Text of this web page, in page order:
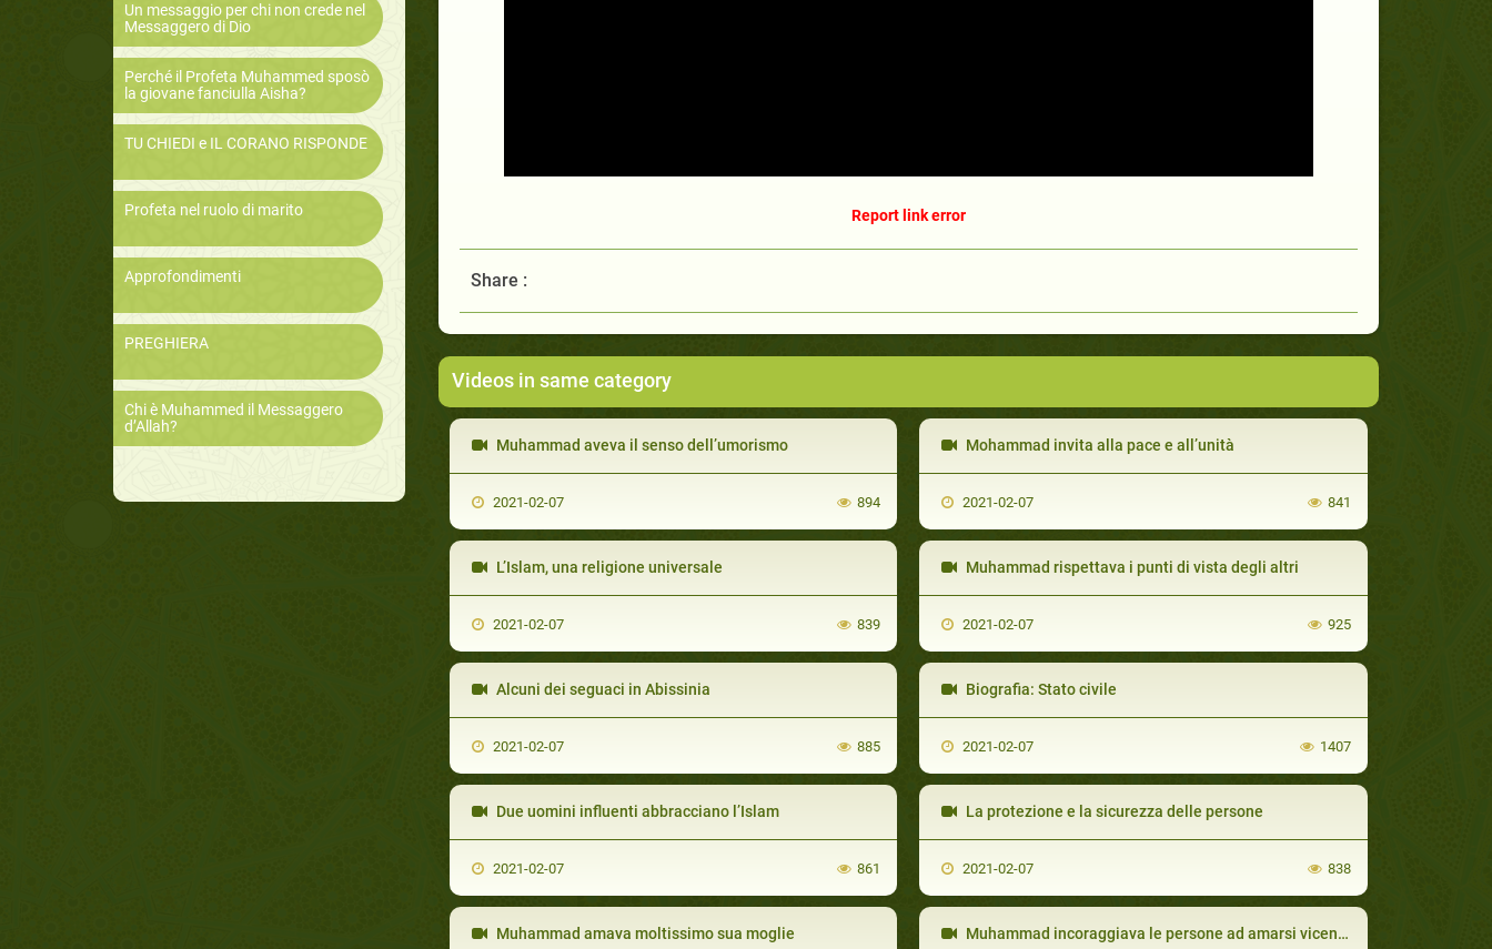
Un messaggio per chi non crede nel
Messaggero di Dio
Perché il Profeta Muhammed sposò
la giovane fanciulla Aisha?
TU CHIEDI e IL CORANO RISPONDE
Profeta nel ruolo di marito
Approfondimenti
PREGHIERA
Chi è Muhammed il Messaggero
d’Allah?
Report link error
Share :
Videos in same category
Muhammad aveva il senso dell’umorismo
2021-02-07 894
Mohammad invita alla pace e all’unità
2021-02-07 841
L’Islam, una religione universale
2021-02-07 839
Muhammad rispettava i punti di vista degli altri
2021-02-07 925
Alcuni dei seguaci in Abissinia
2021-02-07 885
Biografia: Stato civile
2021-02-07 1407
Due uomini influenti abbracciano l’Islam
2021-02-07 861
La protezione e la sicurezza delle persone
2021-02-07 838
Muhammad amava moltissimo sua moglie Muhammad incoraggiava le persone ad amarsi vicendevolmente